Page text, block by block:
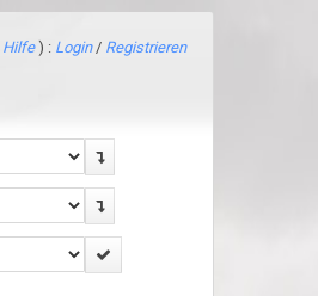
Hilfe) : Login/ Registrieren